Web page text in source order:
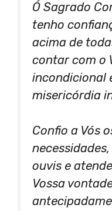
Ó Sagrado
tenho
acima de
contar com o
incondicional
misericórdia
Confio a Vós
ouvis e
Vossa